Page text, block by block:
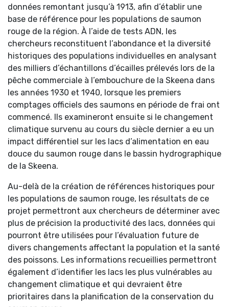
données remontant jusqu’à 1913, afin d’établir une
base de référence pour les populations de saumon
rouge de la région. À l’aide de tests ADN, les
chercheurs reconstituent l’abondance et la diversité
historiques des populations individuelles en analysant
des milliers d’échantillons d’écailles prélevés lors de la
pêche commerciale à l’embouchure de la Skeena dans
les années 1930 et 1940, lorsque les premiers
comptages officiels des saumons en période de frai ont
commencé. Ils examineront ensuite si le changement
climatique survenu au cours du siècle dernier a eu un
impact différentiel sur les lacs d’alimentation en eau
douce du saumon rouge dans le bassin hydrographique
de la Skeena.
Au-delà de la création de références historiques pour
les populations de saumon rouge, les résultats de ce
projet permettront aux chercheurs de déterminer avec
plus de précision la productivité des lacs, données qui
pourront être utilisées pour l’évaluation future de
divers changements affectant la population et la santé
des poissons. Les informations recueillies permettront
également d’identifier les lacs les plus vulnérables au
changement climatique et qui devraient être
prioritaires dans la planification de la conservation du